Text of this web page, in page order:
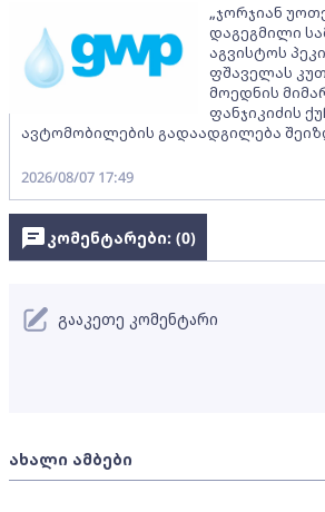
„ჯორჯიან
დაგეგმილი
აგვისტოს
ფშაველას
მოედნის
ფანჯიკიძის
ავტომობილების გადაადგილება
2026/08/07 17:49
ახალი ამბები
კომენტარები: (0)
გააკეთე კომენტარი